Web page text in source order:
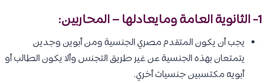
1- الثانوية العامة ومايعادلها – المحاربين:
يجب أن يكون المتقدم مصري الجنسية ومن أبوين وجدين
يتمتعان بهذه الجنسية عن غير طريق التجنس وألا يكون الطالب أو
أبويه مكتسبين جنسيات أخري.